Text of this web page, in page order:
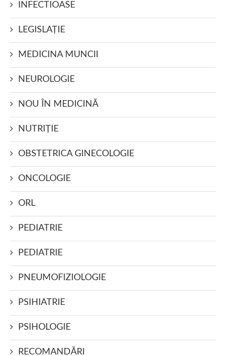
INFECTIOASE
LEGISLAŢIE
MEDICINA MUNCII
NEUROLOGIE
NOU ÎN MEDICINĂ
NUTRIŢIE
OBSTETRICA GINECOLOGIE
ONCOLOGIE
ORL
PEDIATRIE
PEDIATRIE
PNEUMOFIZIOLOGIE
PSIHIATRIE
PSIHOLOGIE
RECOMANDĂRI